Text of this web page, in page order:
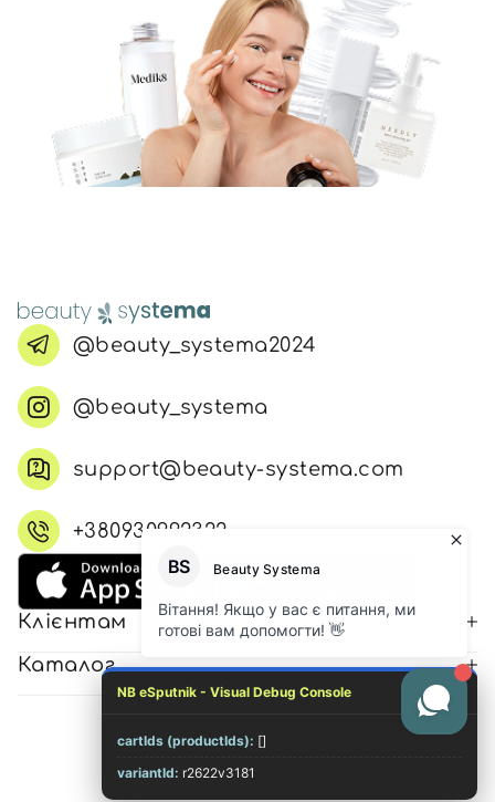
@beauty_systema2024
@beauty_systema
support@beauty-systema.com
+380930992322
Клієнтам
Каталог
© 2026 Всі права захищені
NB eSputnik - Visual Debug Console
cartIds (productIds): []
variantId: r2622v3181